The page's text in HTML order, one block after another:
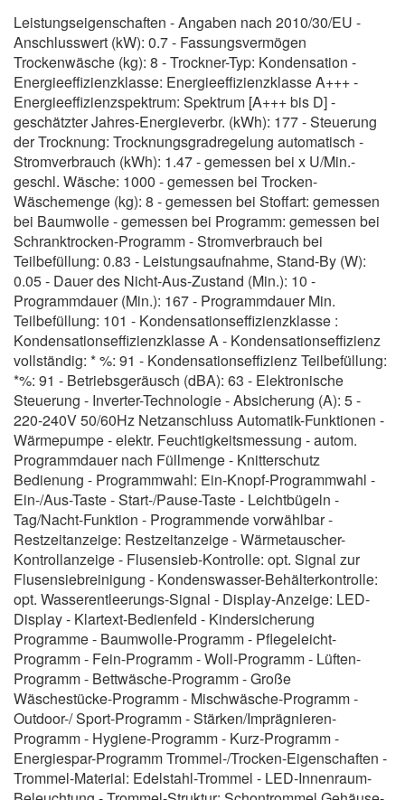
Leistungseigenschaften - Angaben nach 2010/30/EU -
Anschlusswert (kW): 0.7 - Fassungsvermögen
Trockenwäsche (kg): 8 - Trockner-Typ: Kondensation -
Energieeffizienzklasse: Energieeffizienzklasse A+++ -
Energieeffizienzspektrum: Spektrum [A+++ bis D] -
geschätzter Jahres-Energieverbr. (kWh): 177 - Steuerung
der Trocknung: Trocknungsgradregelung automatisch -
Stromverbrauch (kWh): 1.47 - gemessen bei x U/Min.-
geschl. Wäsche: 1000 - gemessen bei Trocken-
Wäschemenge (kg): 8 - gemessen bei Stoffart: gemessen
bei Baumwolle - gemessen bei Programm: gemessen bei
Schranktrocken-Programm - Stromverbrauch bei
Teilbefüllung: 0.83 - Leistungsaufnahme, Stand-By (W):
0.05 - Dauer des Nicht-Aus-Zustand (Min.): 10 -
Programmdauer (Min.): 167 - Programmdauer Min.
Teilbefüllung: 101 - Kondensationseffizienzklasse :
Kondensationseffizienzklasse A - Kondensationseffizienz
vollständig: * %: 91 - Kondensationseffizienz Teilbefüllung:
*%: 91 - Betriebsgeräusch (dBA): 63 - Elektronische
Steuerung - Inverter-Technologie - Absicherung (A): 5 -
220-240V 50/60Hz Netzanschluss Automatik-Funktionen -
Wärmepumpe - elektr. Feuchtigkeitsmessung - autom.
Programmdauer nach Füllmenge - Knitterschutz
Bedienung - Programmwahl: Ein-Knopf-Programmwahl -
Ein-/Aus-Taste - Start-/Pause-Taste - Leichtbügeln -
Tag/Nacht-Funktion - Programmende vorwählbar -
Restzeitanzeige: Restzeitanzeige - Wärmetauscher-
Kontrollanzeige - Flusensieb-Kontrolle: opt. Signal zur
Flusensiebreinigung - Kondenswasser-Behälterkontrolle:
opt. Wasserentleerungs-Signal - Display-Anzeige: LED-
Display - Klartext-Bedienfeld - Kindersicherung
Programme - Baumwolle-Programm - Pflegeleicht-
Programm - Fein-Programm - Woll-Programm - Lüften-
Programm - Bettwäsche-Programm - Große
Wäschestücke-Programm - Mischwäsche-Programm -
Outdoor-/ Sport-Programm - Stärken/Imprägnieren-
Programm - Hygiene-Programm - Kurz-Programm -
Energiespar-Programm Trommel-/Trocken-Eigenschaften -
Trommel-Material: Edelstahl-Trommel - LED-Innenraum-